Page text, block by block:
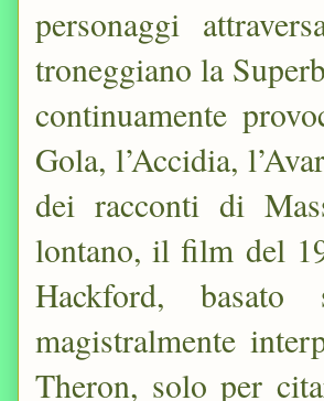
personaggi
troneggiano la
continuamente
Gola, l’Accidia,
dei racconti di
lontano, il film del
Hackford,
magistralmente
Theron, solo per